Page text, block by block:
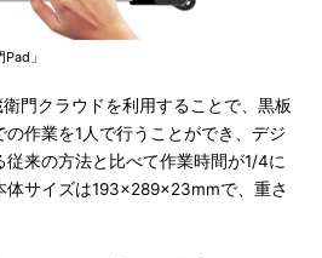
」
門クラウドを利用することで、黒板
の作業を1人で行うことができ、デジ
来の方法と比べて作業時間が1/4に
体サイズは193×289×23mmで、重さ